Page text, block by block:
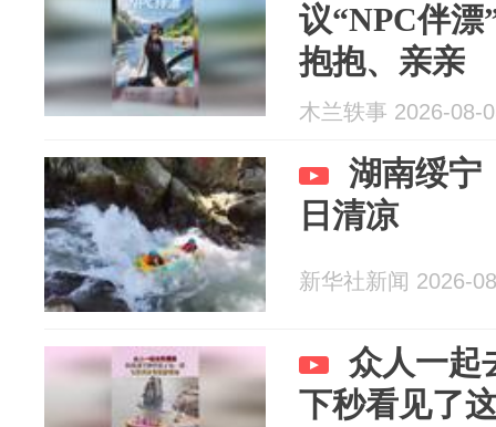
议“NPC伴漂
抱抱、亲亲
木兰轶事 2026-08-
湖南绥宁
日清凉
新华社新闻 2026-
众人一起
下秒看见了